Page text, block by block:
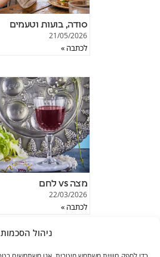
ניהול הסכמות
סודה, בועות וטעמים
21/05/2026
לכתבה »
מצה vs לחם
22/03/2026
לכתבה »